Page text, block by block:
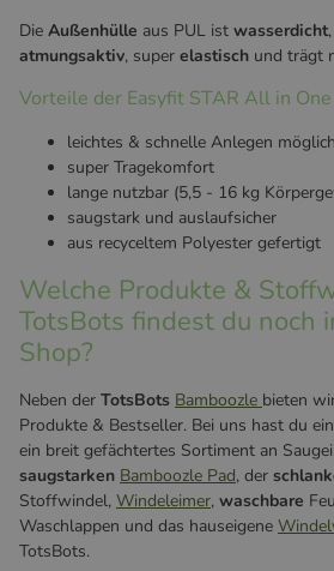
Die Außenhülle aus PUL ist wasserdicht
atmungsaktiv, super elastisch und trägt
Vorteile der Easyfit STAR All in
leichtes & schnelle Anlegen möglich
super Tragekomfort
lange nutzbar (5,5 - 16 kg
saugstark und auslaufsicher
aus recyceltem Polyester gefertigt
Welche Produkte &
TotsBots findest du noch
Shop?
Neben der TotsBots Bamboozle bieten
Produkte & Bestseller. Bei uns hast du
ein breit gefächtertes Sortiment an
saugstarken Bamboozle Pad, der
Stoffwindel, Windeleimer, waschbare
Waschlappen und das hauseigene
TotsBots.